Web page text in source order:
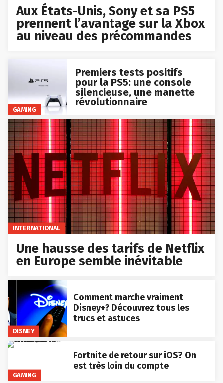
Aux États-Unis, Sony et sa PS5
prennent l’avantage sur la Xbox
au niveau des précommandes
GAMING
Premiers tests positifs
pour la PS5: une console
silencieuse, une manette
révolutionnaire
INTERNATIONAL
Une hausse des tarifs de Netflix
en Europe semble inévitable
DISNEY
Comment marche vraiment
Disney+? Découvrez tous les
trucs et astuces
GAMING
Fortnite de retour sur iOS? On
est très loin du compte